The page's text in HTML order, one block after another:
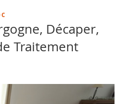
Décaper,
Traitement